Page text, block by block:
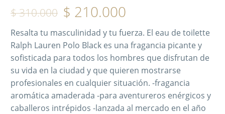
$310.000 $ 210.000
Resalta tu masculinidad y tu fuerza. El eau de toilette
Ralph Lauren Polo Black es una fragancia picante y
sofisticada para todos los hombres que disfrutan de
su vida en la ciudad y que quieren mostrarse
profesionales en cualquier situación. -fragancia
aromática amaderada -para aventureros enérgicos y
caballeros intrépidos -lanzada al mercado en el año